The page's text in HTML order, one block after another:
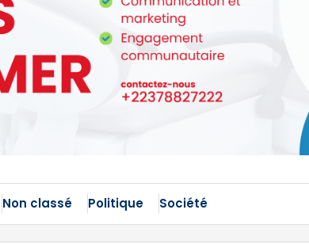
Non classé Politique Société